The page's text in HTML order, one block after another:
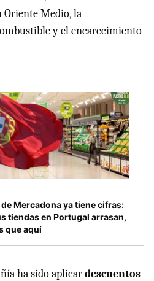
Oriente Medio, la
y el encarecimiento
Mercadona ya tiene cifras:
tiendas en Portugal arrasan,
que aquí
ha sido aplicardescuentos